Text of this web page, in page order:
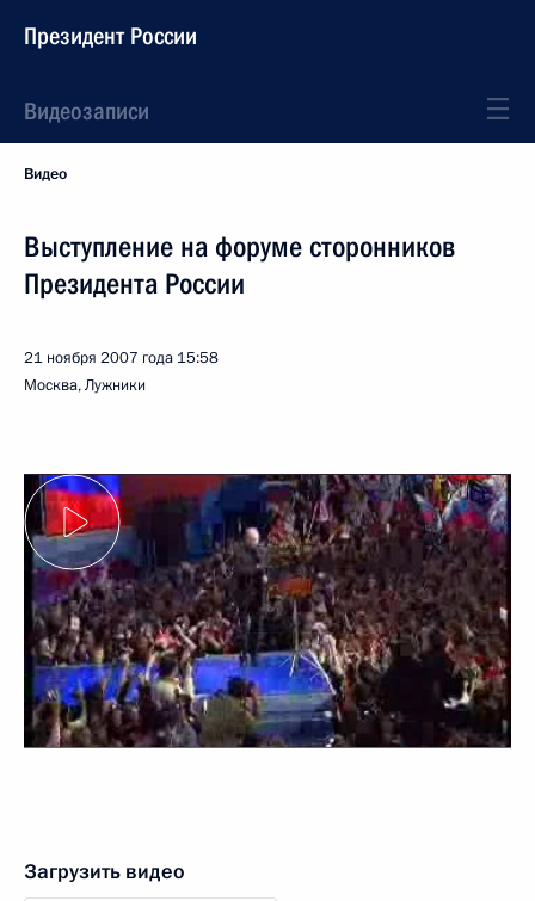
Президент России
Видеозаписи
Видео
Выступление на форуме сторонников
Президента России
21 ноября 2007 года 15:58
Москва, Лужники
Загрузить видео